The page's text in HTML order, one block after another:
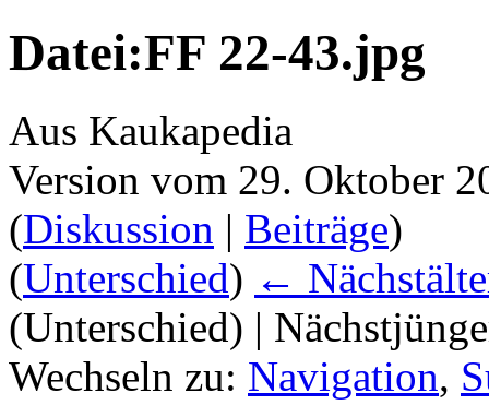
Datei:FF 22-43.jpg
Aus Kaukapedia
Version vom 29. Oktober
(Diskussion | Beiträge)
(Unterschied) ←
(Unterschied) |
Wechseln zu: Navigation,